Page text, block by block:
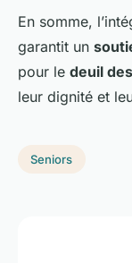
En somme,
garantit un
pour le deuil
leur dignité et
Seniors